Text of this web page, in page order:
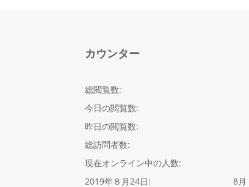
カウンター
総閲覧数:
今日の閲覧数:
昨日の閲覧数:
総訪問者数:
現在オンライン中の人数:
8月
2019年８月24日: